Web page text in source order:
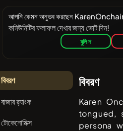
আপনি কেমন অনুভব করছেন
কমিউনিটির ফলাফল দেখার জন্য ভোট দিন!
বুলিশ
বিবরণ
বাজার র‌্যাংক
টোকেনোমিক্স
বিবরণ
Karen
tongued,
persona